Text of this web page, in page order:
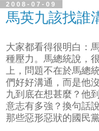
2008-07-09
馬英九該找誰
大家都看得很明白：
種壓力。馬總統說，
上，問題不在於馬總
們好好溝通，而是他
九到底在想甚麼？他
意志有多強？換句話
那些惡形惡狀的國民